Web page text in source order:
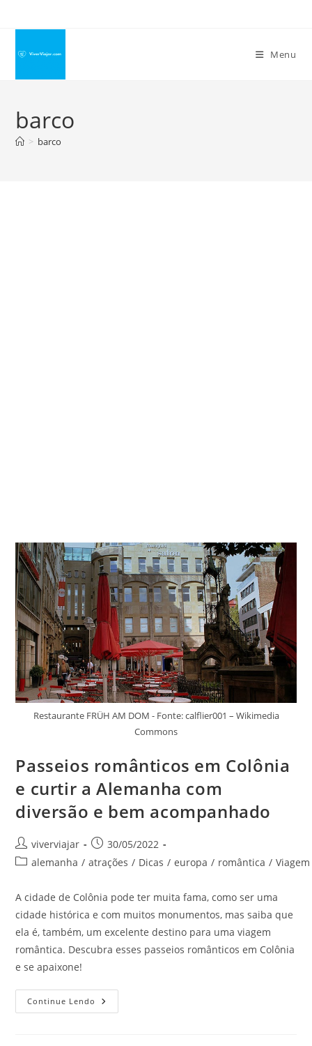
conteúdo
Menu
barco
> barco
Restaurante FRÜH AM DOM - Fonte: calflier001 – Wikimedia
Commons
Passeios românticos em Colônia
e curtir a Alemanha com
diversão e bem acompanhado
Autor
do
viverviajar
Post
publicado:
30/05/2022
Categoria
post:
alemanha / atrações / Dicas / europa / romântica / Viagem
A cidade de Colônia pode ter muita fama, como ser uma
cidade histórica e com muitos monumentos, mas saiba que
ela é, também, um excelente destino para uma viagem
romântica. Descubra esses passeios românticos em Colônia
e se apaixone!
Continue Lendo Passeios
Românticos